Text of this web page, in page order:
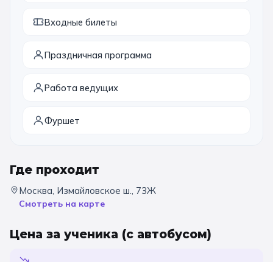
🏛️ МУЗЕИ
Все музеи
Санкт-Петербург
Золотое кольцо
Входные билеты
Праздничная программа
Работа ведущих
Фуршет
Где проходит
Москва, Измайловское ш., 73Ж
Смотреть на карте
Цена за ученика (с автобусом)